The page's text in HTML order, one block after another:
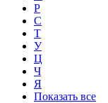
Р
С
Т
У
Ц
Ч
Я
Показать все